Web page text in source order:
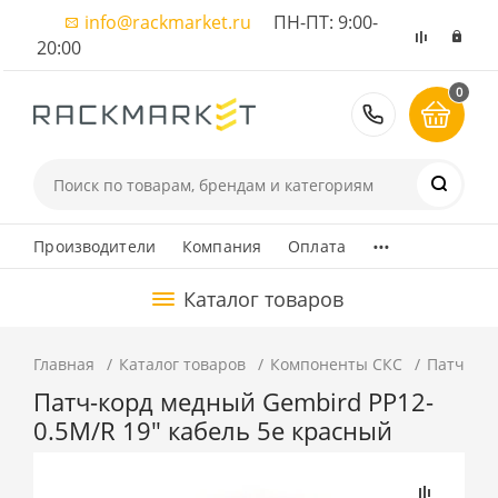
info@rackmarket.ru ПН-ПТ: 9:00-
20:00
8 (495)
0
Производители Компания Оплата ...
Каталог товаров
Главная Каталог товаров Компоненты СКС Патч-
Патч-корд медный Gembird PP12-
0.5M/R 19" кабель 5e красный